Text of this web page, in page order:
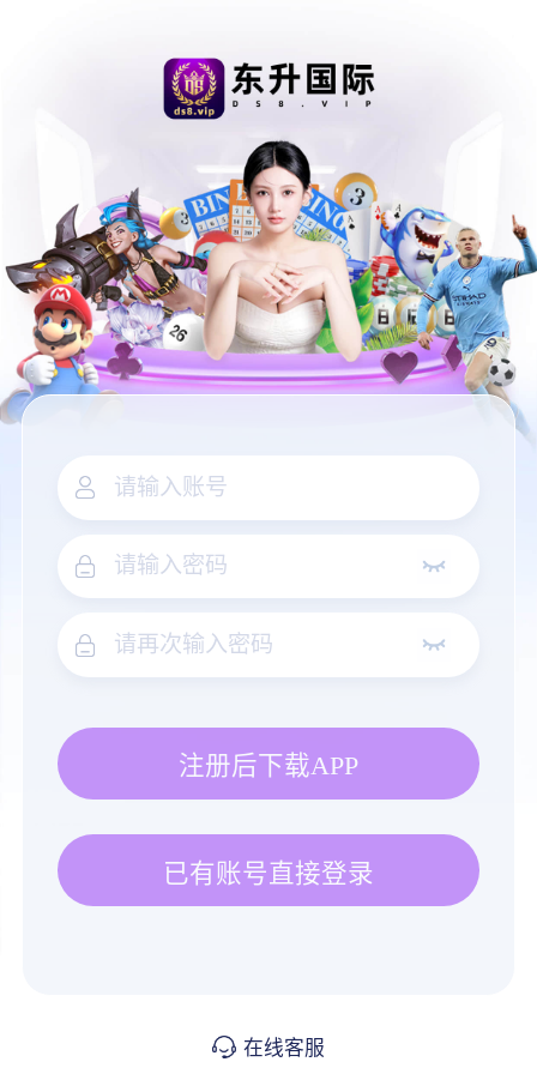
注册后下载APP
已有账号直接登录
在线客服